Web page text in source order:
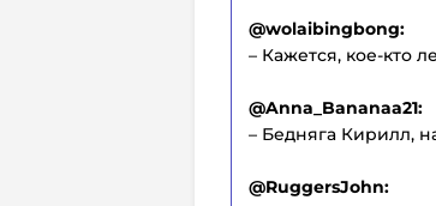
@wolaibingbong:
– Кажется, кое-кто
@Anna_Bananaa21:
– Бедняга Кирилл,
@RuggersJohn: